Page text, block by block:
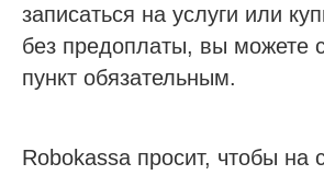
записаться на услуги или
без предоплаты, вы можете
пункт обязательным.
Robokassa просит, чтобы на
конфиденциальности
Я согласенполучать рассылку